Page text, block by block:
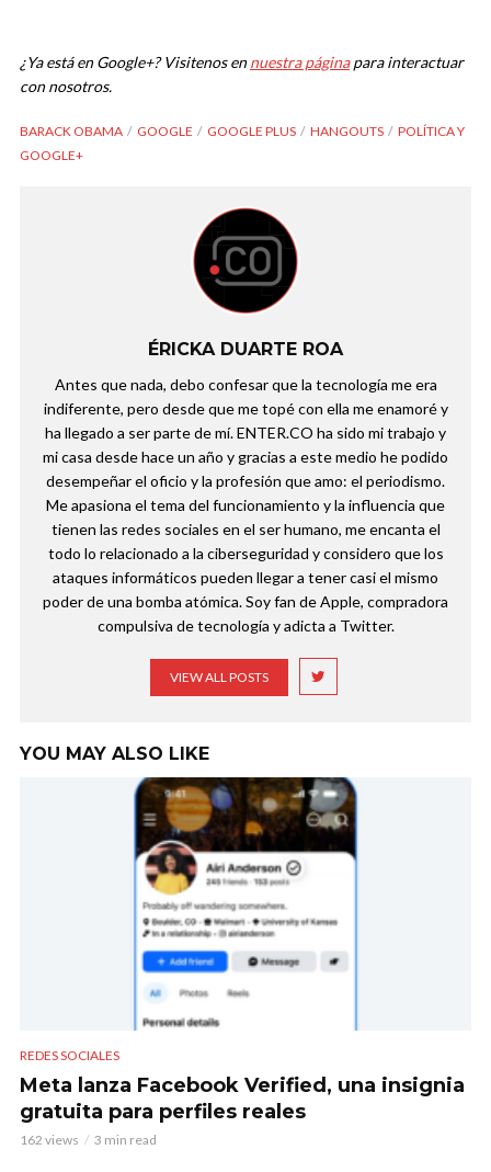
¿Ya está en Google+? Visitenos ennuestra páginapara interactuar
con nosotros.
BARACK OBAMA GOOGLE GOOGLE PLUS HANGOUTS
POLÍTICA Y
GOOGLE+
ÉRICKA DUARTE ROA
Antes que nada, debo confesar que la tecnología me era
indiferente, pero desde que me topé con ella me enamoré y
ha llegado a ser parte de mí. ENTER.CO ha sido mi trabajo y
mi casa desde hace un año y gracias a este medio he podido
desempeñar el oficio y la profesión que amo: el periodismo.
Me apasiona el tema del funcionamiento y la influencia que
tienen las redes sociales en el ser humano, me encanta el
todo lo relacionado a la ciberseguridad y considero que los
ataques informáticos pueden llegar a tener casi el mismo
poder de una bomba atómica. Soy fan de Apple, compradora
compulsiva de tecnología y adicta a Twitter.
VIEW ALL POSTS
YOU MAY ALSO LIKE
REDES SOCIALES
Meta lanza Facebook Verified, una insignia
gratuita para perfiles reales
162 views 3 min read